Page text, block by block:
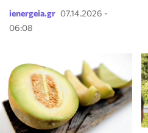
ienergeia.gr 07.14.2026 -
06:08